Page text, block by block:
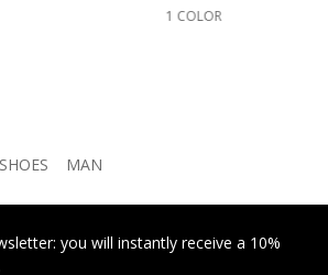
SHOES MAN
1 COLOR
you will instantly receive a 10%